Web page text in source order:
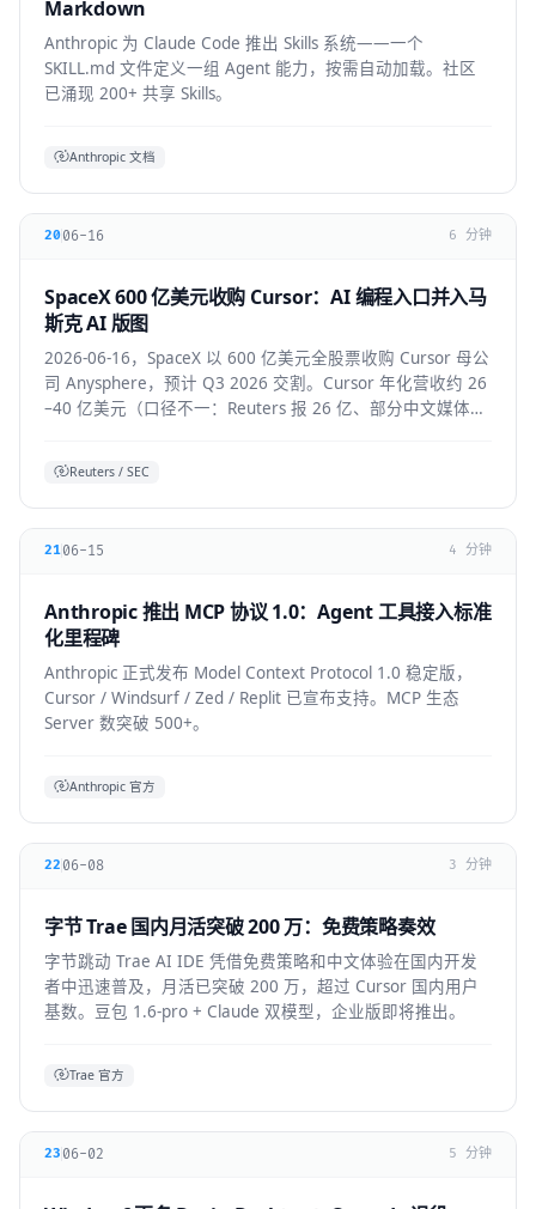
Markdown
Anthropic 为 Claude Code 推出 Skills 系统——一个
SKILL.md 文件定义一组 Agent 能力，按需自动加载。社区
已涌现 200+ 共享 Skills。
Anthropic 文档
2006-16 6 分钟
SpaceX 600 亿美元收购 Cursor：AI 编程入口并入马
斯克 AI 版图
2026-06-16，SpaceX 以 600 亿美元全股票收购 Cursor 母公
司 Anysphere，预计 Q3 2026 交割。Cursor 年化营收约 26
–40 亿美元（口径不一：Reuters 报 26 亿、部分中文媒体报
Reuters / SEC
2106-15 4 分钟
Anthropic 推出 MCP 协议 1.0：Agent 工具接入标准
化里程碑
Anthropic 正式发布 Model Context Protocol 1.0 稳定版，
Cursor / Windsurf / Zed / Replit 已宣布支持。MCP 生态
Server 数突破 500+。
Anthropic 官方
22 06-08 3 分钟
字节 Trae 国内月活突破 200 万：免费策略奏效
字节跳动 Trae AI IDE 凭借免费策略和中文体验在国内开发
者中迅速普及，月活已突破 200 万，超过 Cursor 国内用户
基数。豆包 1.6-pro + Claude 双模型，企业版即将推出。
Trae 官方
23 06-02 5 分钟